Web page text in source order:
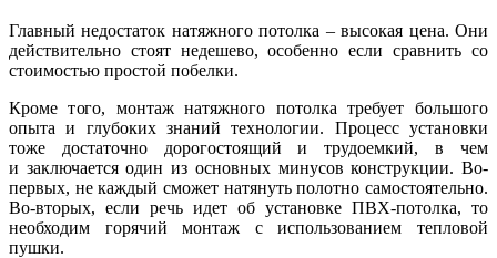
Главный недостаток натяжного потолка – высокая цена. Они
действительно стоят недешево, особенно если сравнить со
стоимостью простой побелки.
Кроме того, монтаж натяжного потолка требует большого
опыта и глубоких знаний технологии. Процесс установки
тоже достаточно дорогостоящий и трудоемкий, в чем
и заключается один из основных минусов конструкции. Во-
первых, не каждый сможет натянуть полотно самостоятельно.
Во-вторых, если речь идет об установке ПВХ-потолка, то
необходим горячий монтаж с использованием тепловой
пушки.